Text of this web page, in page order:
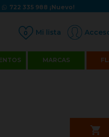
722 335 988 ¡Nuevo!
0
MARCAS
